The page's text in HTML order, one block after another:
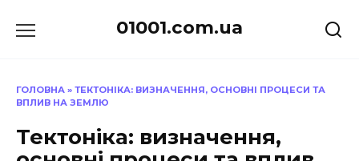
до
01001.com.ua
ГОЛОВНА » ТЕКТОНІКА: ВИЗНАЧЕННЯ, ОСНОВНІ ПРОЦЕСИ ТА
ВПЛИВ НА ЗЕМЛЮ
Тектоніка: визначення,